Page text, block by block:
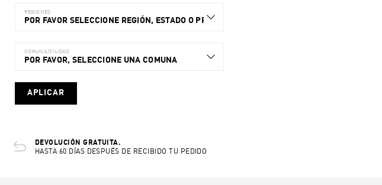
REGIONES
POR FAVOR SELECCIONE REGIÓN, ESTADO O PROVINCIA.
COMUNA/CIUDAD
POR FAVOR, SELECCIONE UNA COMUNA
APLICAR
DEVOLUCIÓN GRATUITA.
HASTA 60 DÍAS DESPUÉS DE RECIBIDO TU PEDIDO